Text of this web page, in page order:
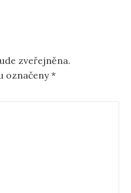
zveřejněna.
označeny*